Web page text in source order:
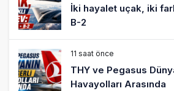
Fly Baghdad ABD
çıkarıldı
13 saat önce
Elektrikli uçaklar
hazırlanıyor